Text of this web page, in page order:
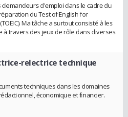
d'emploi dans le cadre du
du Test of English for
Ma tâche a surtout consisté à les
travers des jeux de rôle dans diverses
relectrice technique
techniques dans les domaines
économique et financier.